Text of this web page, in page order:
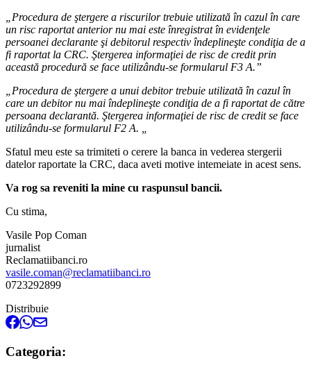
„Procedura de ştergere a riscurilor trebuie utilizată în cazul în care
un risc raportat anterior nu mai este înregistrat în evidenţele
persoanei declarante şi debitorul respectiv îndeplineşte condiţia de a
fi raportat la CRC. Ştergerea informaţiei de risc de credit prin
această procedură se face utilizându-se formularul F3 A.”
„Procedura de ştergere a unui debitor trebuie utilizată în cazul în
care un debitor nu mai îndeplineşte condiţia de a fi raportat de către
persoana declarantă. Ştergerea informaţiei de risc de credit se face
utilizându-se formularul F2 A. „
Sfatul meu este sa trimiteti o cerere la banca in vederea stergerii
datelor raportate la CRC, daca aveti motive intemeiate in acest sens.
Va rog sa reveniti la mine cu raspunsul bancii.
Cu stima,
Vasile Pop Coman
jurnalist
Reclamatiibanci.ro
vasile.coman@reclamatiibanci.ro
0723292899
Distribuie
Categoria: